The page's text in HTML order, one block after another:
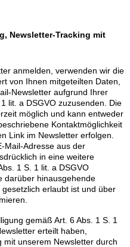
Newsletter-Tracking mit
anmelden, verwenden wir die
von Ihnen mitgeteilten Daten,
Newsletter aufgrund Ihrer
lit. a DSGVO zuzusenden. Die
möglich und kann entweder
Kontaktmöglichkeit
Link im Newsletter erfolgen.
Mail-Adresse aus der
in eine weitere
1 S. 1 lit. a DSGVO
darüber hinausgehende
erlaubt ist und über
gemäß Art. 6 Abs. 1 S. 1
erteilt haben,
unserem Newsletter durch